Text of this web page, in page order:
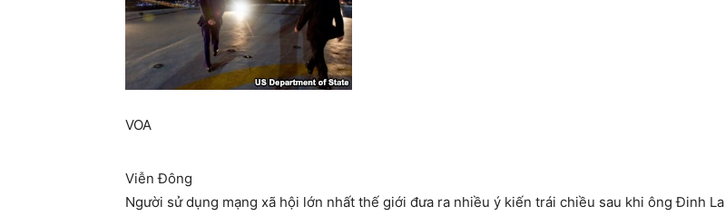
VOA
Viễn Đông
Người sử dụng mạng xã hội lớn nhất thế giới đưa ra nhiều ý kiến trái chiều sau khi ông Đinh La